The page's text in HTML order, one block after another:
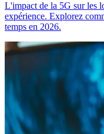
L'impact de la 5G sur les
expérience. Explorez
temps en 2026.